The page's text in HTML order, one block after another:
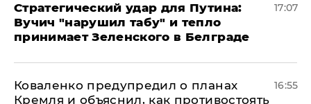
Стратегический удар для Путина:
Вучич "нарушил табу" и тепло
принимает Зеленского в Белграде
17:07
Коваленко предупредил о планах
Кремля и объяснил, как противостоять
16:55